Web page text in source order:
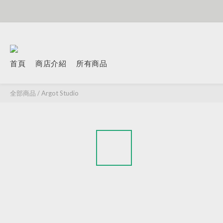
首頁 商店介紹 所有商品
全部商品 /Argot Studio